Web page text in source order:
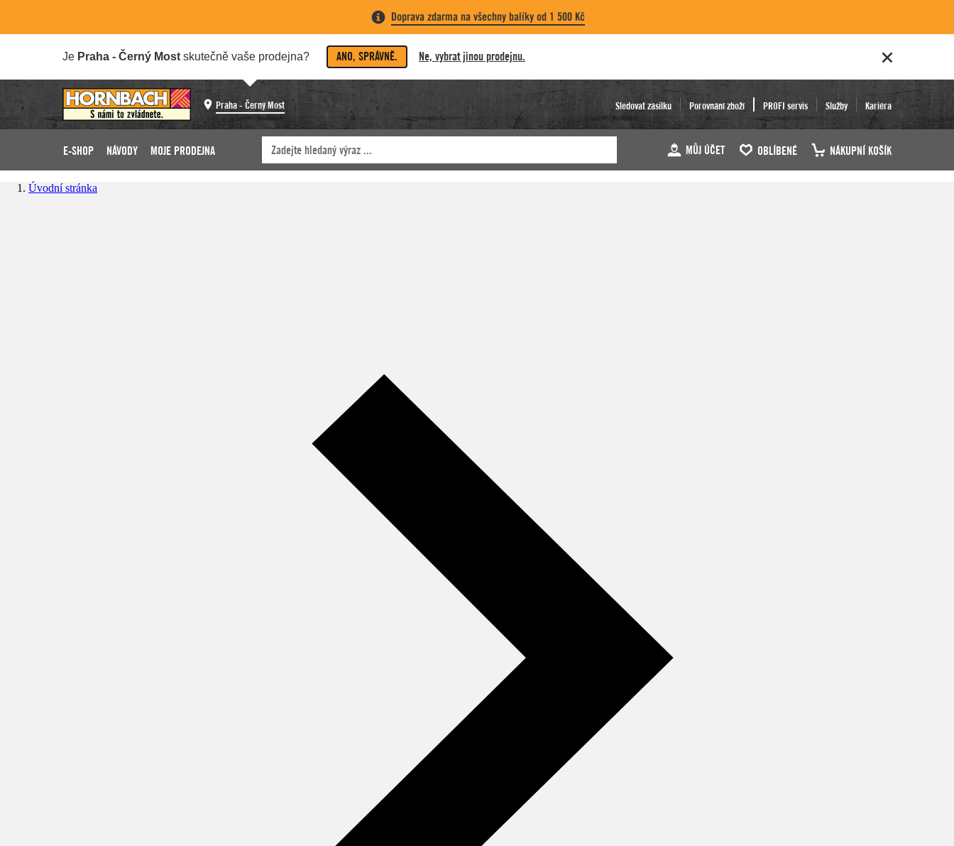
Doprava zdarma na všechny balíky od 1 500 Kč
Je Praha - Černý Most skutečně vaše prodejna? ANO, SPRÁVNĚ. Ne, vybrat jinou prodejnu.
Praha - Černý Most Sledovat zásilku Porovnání zboží PROFI servis Služby Kariéra
E-SHOP NÁVODY MOJE PRODEJNA MŮJ ÚČET OBLÍBENÉ NÁKUPNÍ KOŠÍK
Úvodní stránka